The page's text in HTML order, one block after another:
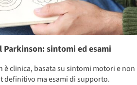
Parkinson: sintomi ed esami
è clinica, basata su sintomi motori e non
definitivo ma esami di supporto.